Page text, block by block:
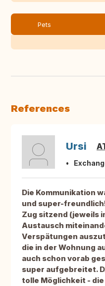
Pets
References
Ursi
Die Kommunikation
und super-
Zug sitzend (jeweils
Austausch
Verspätungen
die in der Wohnung
auch schon vorab
super aufgebreitet.
tolle Möglichkeit -